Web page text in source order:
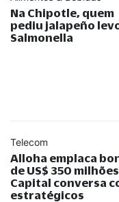
Na Chipotle, quem
pediu jalapeño
Salmonella
Telecom
Alloha emplaca
de US$ 350
Capital conversa
estratégicos